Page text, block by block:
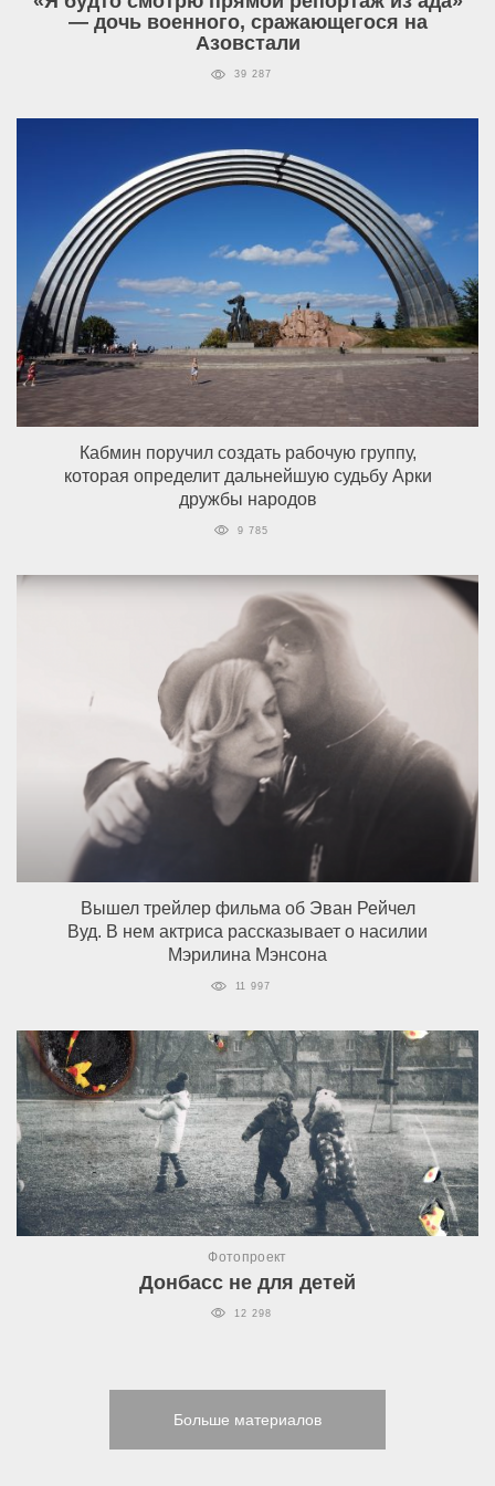
— дочь военного, сражающегося на
Азовстали
39 287
Кабмин поручил создать рабочую группу,
которая определит дальнейшую судьбу Арки
дружбы народов
9 785
Вышел трейлер фильма об Эван Рейчел
Вуд. В нем актриса рассказывает о насилии
Мэрилина Мэнсона
11 997
Фотопроект
Донбасс не для детей
12 298
Больше материалов